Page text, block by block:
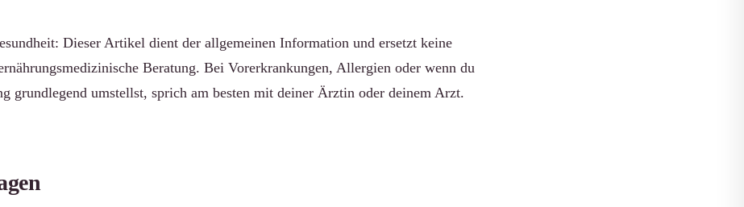
Dieser Artikel dient der allgemeinen Information und ersetzt keine
Beratung. Bei Vorerkrankungen, Allergien oder wenn du
grundlegend umstellst, sprich am besten mit deiner Ärztin oder deinem Arzt.